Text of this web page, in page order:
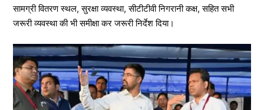
सामग्री वितरण स्थल, सुरक्षा व्यवस्था, सीटीटीवी निगरानी कक्ष, सहित सभी
जरूरी व्यवस्था की भी समीक्षा कर जरूरी निर्देश दिया।